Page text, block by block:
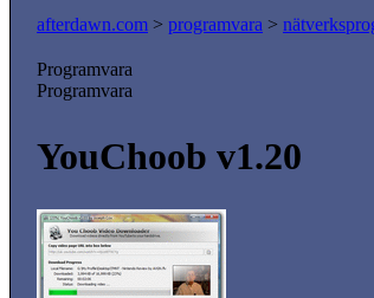
afterdawn.com > programvara >
Programvara
Programvara
YouChoob v1.20